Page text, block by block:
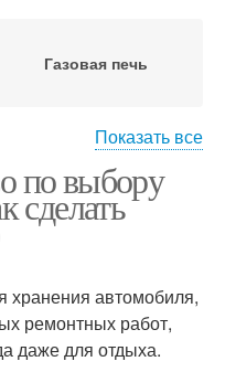
Газовая печь
Инфракрасная печь
Показать все
по выбору
сделать
хранения автомобиля,
ремонтных работ,
даже для отдыха.